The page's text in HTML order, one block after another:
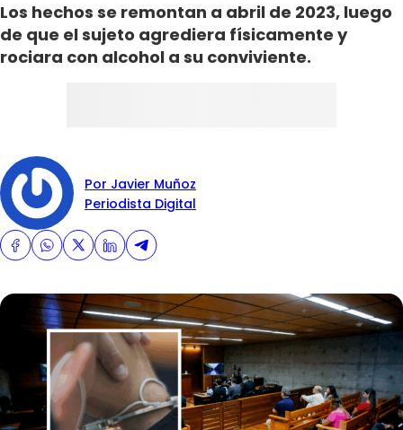
Los hechos se remontan a abril de 2023, luego
de que el sujeto agrediera físicamente y
rociara con alcohol a su conviviente.
Por Javier Muñoz
Periodista Digital